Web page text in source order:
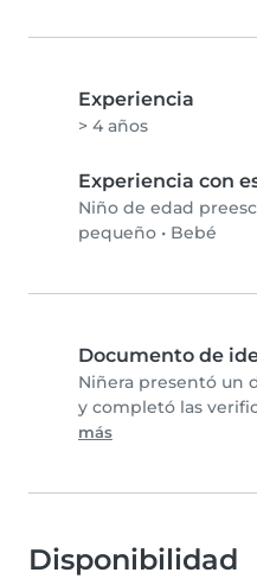
Experiencia
> 4 años
Experiencia con
Niño de edad
pequeño • Bebé
Documento de
Niñera presentó un
y completó las
más
Disponibilidad